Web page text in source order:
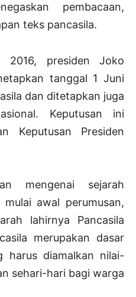
pembacaan,
teks pancasila.
presiden Joko
tanggal 1 Juni
dan ditetapkan juga
Keputusan ini
Keputusan Presiden
mengenai sejarah
awal perumusan,
lahirnya Pancasila
merupakan dasar
harus diamalkan nilai-
sehari-hari bagi warga